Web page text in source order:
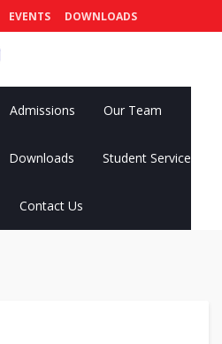
EVENTS DOWNLOADS
Admissions Our Team
Downloads Student Services
Contact Us